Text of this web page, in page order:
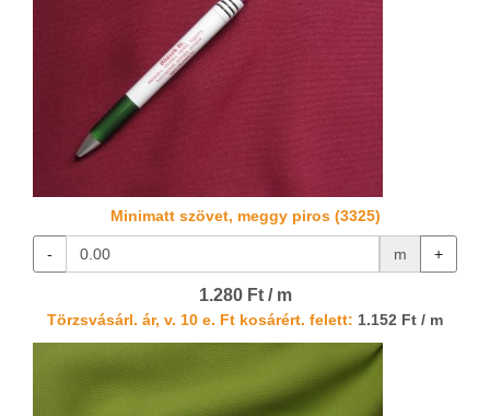
Minimatt szövet, meggy piros (3325)
- m +
1.280 Ft / m
Törzsvásárl. ár, v. 10 e. Ft kosárért. felett: 1.152 Ft / m